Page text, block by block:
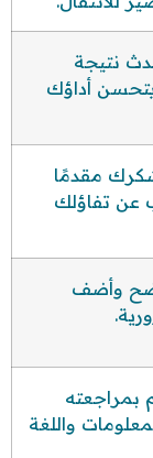
نتيجة
أداؤك
مقدمًا
عن تفاؤلك
وأضف
بمراجعته
واللغة